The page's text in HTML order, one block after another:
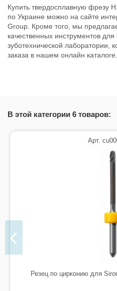
Купить твердосплавную фрезу
по Украине можно на сайте
Group. Кроме того, мы
качественных инструментов для
зуботехнической лаборатории,
заказа в нашем онлайн каталоге.
В этой категории 6 товаров:
Арт.
Резец по цирконию для